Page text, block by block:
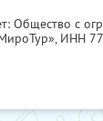
Общество с
ИНН